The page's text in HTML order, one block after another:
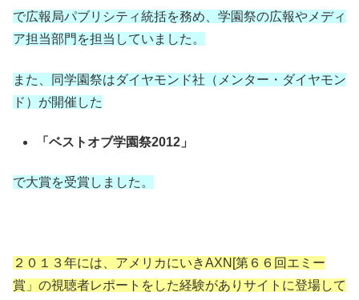
で広報局パブリシティ統括を務め、学園祭の広報やメディ
ア担当部門を担当していました。
また、同学園祭はダイヤモンド社（メンター・ダイヤモン
ド）が開催した
「ベストオブ学園祭2012」
で大賞を受賞しました。
２０１３年には、アメリカにいきAXN[第６６回エミー
賞」の視聴者レポートをした経験がありサイトに登場して